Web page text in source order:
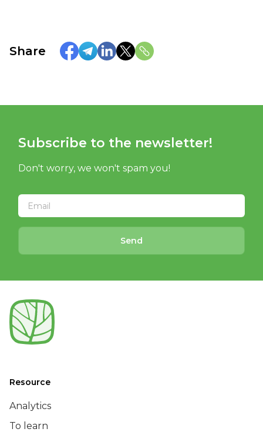
Share
Subscribe to the newsletter!
Don't worry, we won't spam you!
Send
Resource
Analytics
To learn